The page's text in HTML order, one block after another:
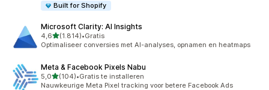
Built for Shopify
Microsoft Clarity: AI Insights
4,6van 5 sterren
(1.814)
1814 recensies in totaal
•Gratis
Optimaliseer conversies met AI-analyses, opnamen en heatmaps
Meta & Facebook Pixels Nabu
5,0van 5 sterren
(104)
104 recensies in totaal
•Gratis te installeren
Nauwkeurige Meta Pixel tracking voor betere Facebook Ads